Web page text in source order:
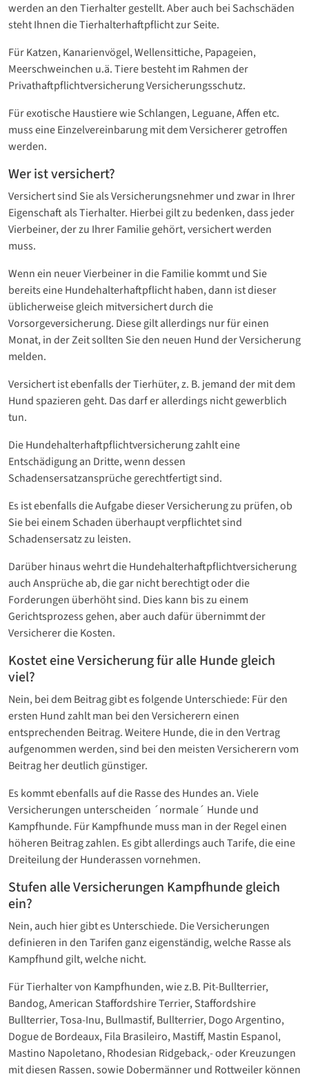
werden an den Tierhalter gestellt. Aber auch bei Sachschäden
steht Ihnen die Tierhalterhaftpflicht zur Seite.
Für Katzen, Kanarienvögel, Wellensittiche, Papageien,
Meerschweinchen u.ä. Tiere besteht im Rahmen der
Privathaftpflichtversicherung Versicherungsschutz.
Für exotische Haustiere wie Schlangen, Leguane, Affen etc.
muss eine Einzelvereinbarung mit dem Versicherer getroffen
werden.
Wer ist versichert?
Versichert sind Sie als Versicherungsnehmer und zwar in Ihrer
Eigenschaft als Tierhalter. Hierbei gilt zu bedenken, dass jeder
Vierbeiner, der zu Ihrer Familie gehört, versichert werden
muss.
Wenn ein neuer Vierbeiner in die Familie kommt und Sie
bereits eine Hundehalterhaftpflicht haben, dann ist dieser
üblicherweise gleich mitversichert durch die
Vorsorgeversicherung. Diese gilt allerdings nur für einen
Monat, in der Zeit sollten Sie den neuen Hund der Versicherung
melden.
Versichert ist ebenfalls der Tierhüter, z. B. jemand der mit dem
Hund spazieren geht. Das darf er allerdings nicht gewerblich
tun.
Die Hundehalterhaftpflichtversicherung zahlt eine
Entschädigung an Dritte, wenn dessen
Schadensersatzansprüche gerechtfertigt sind.
Es ist ebenfalls die Aufgabe dieser Versicherung zu prüfen, ob
Sie bei einem Schaden überhaupt verpflichtet sind
Schadensersatz zu leisten.
Darüber hinaus wehrt die Hundehalterhaftpflichtversicherung
auch Ansprüche ab, die gar nicht berechtigt oder die
Forderungen überhöht sind. Dies kann bis zu einem
Gerichtsprozess gehen, aber auch dafür übernimmt der
Versicherer die Kosten.
Kostet eine Versicherung für alle Hunde gleich
viel?
Nein, bei dem Beitrag gibt es folgende Unterschiede: Für den
ersten Hund zahlt man bei den Versicherern einen
entsprechenden Beitrag. Weitere Hunde, die in den Vertrag
aufgenommen werden, sind bei den meisten Versicherern vom
Beitrag her deutlich günstiger.
Es kommt ebenfalls auf die Rasse des Hundes an. Viele
Versicherungen unterscheiden ´normale´ Hunde und
Kampfhunde. Für Kampfhunde muss man in der Regel einen
höheren Beitrag zahlen. Es gibt allerdings auch Tarife, die eine
Dreiteilung der Hunderassen vornehmen.
Stufen alle Versicherungen Kampfhunde gleich
ein?
Nein, auch hier gibt es Unterschiede. Die Versicherungen
definieren in den Tarifen ganz eigenständig, welche Rasse als
Kampfhund gilt, welche nicht.
Für Tierhalter von Kampfhunden, wie z.B. Pit-Bullterrier,
Bandog, American Staffordshire Terrier, Staffordshire
Bullterrier, Tosa-Inu, Bullmastif, Bullterrier, Dogo Argentino,
Dogue de Bordeaux, Fila Brasileiro, Mastiff, Mastin Espanol,
Mastino Napoletano, Rhodesian Ridgeback,- oder Kreuzungen
mit diesen Rassen, sowie Dobermänner und Rottweiler können